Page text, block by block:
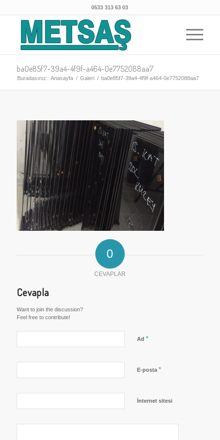
0533 313 63 03
ba0e85f7-39a4-4f9f-a464-0e7752088aa7
Buradasınız: Anasayfa / Galeri / ba0e85f7-39a4-4f9f-a464-0e7752088aa7
0
CEVAPLAR
Cevapla
Want to join the discussion?
Feel free to contribute!
Ad *
E-posta *
İnternet sitesi